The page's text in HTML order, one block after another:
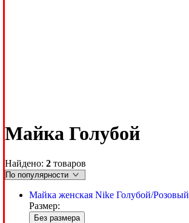
Майка Голубой
Найдено: 2 товаров
Майка женская Nike Голубой/Розовый
Размер:
Без размера